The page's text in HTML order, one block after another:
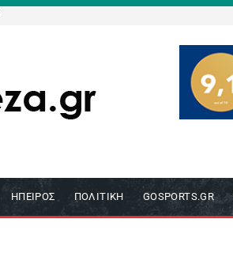
ΉΠΕΙΡΟΣ ΠΟΛΙΤΙΚΉ GOSPORTS.GR